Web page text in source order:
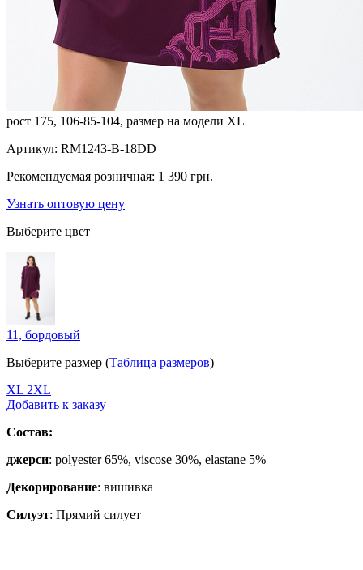
рост 175, 106-85-104, размер на модели XL
Артикул: RM1243-B-18DD
Рекомендуемая розничная: 1 390 грн.
Узнать оптовую цену
Выберите цвет
11, бордовый
Выберите размер (Таблица размеров)
XL 2XL
Добавить к заказу
Состав:
джерси: polyester 65%, viscose 30%, elastane 5%
Декорирование: вишивка
Силуэт: Прямий силует